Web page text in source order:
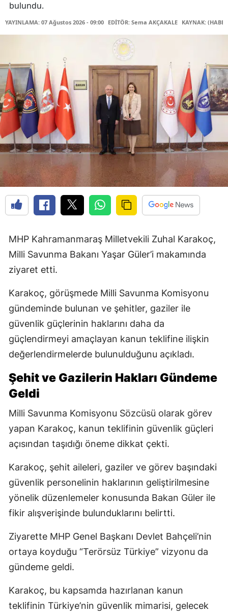
bulundu.
YAYINLAMA: 07 Ağustos 2026 - 09:00 EDİTÖR: Sema AKÇAKALE KAYNAK:
MHP Kahramanmaraş Milletvekili Zuhal Karakoç,
Milli Savunma Bakanı Yaşar Güler’i makamında
ziyaret etti.
Karakoç, görüşmede Milli Savunma Komisyonu
gündeminde bulunan ve şehitler, gaziler ile
güvenlik güçlerinin haklarını daha da
güçlendirmeyi amaçlayan kanun teklifine ilişkin
değerlendirmelerde bulunulduğunu açıkladı.
Şehit ve Gazilerin Hakları Gündeme
Geldi
Milli Savunma Komisyonu Sözcüsü olarak görev
yapan Karakoç, kanun teklifinin güvenlik güçleri
açısından taşıdığı öneme dikkat çekti.
Karakoç, şehit aileleri, gaziler ve görev başındaki
güvenlik personelinin haklarının geliştirilmesine
yönelik düzenlemeler konusunda Bakan Güler ile
fikir alışverişinde bulunduklarını belirtti.
Ziyarette MHP Genel Başkanı Devlet Bahçeli’nin
ortaya koyduğu “Terörsüz Türkiye” vizyonu da
gündeme geldi.
Karakoç, bu kapsamda hazırlanan kanun
teklifinin Türkiye’nin güvenlik mimarisi, gelecek